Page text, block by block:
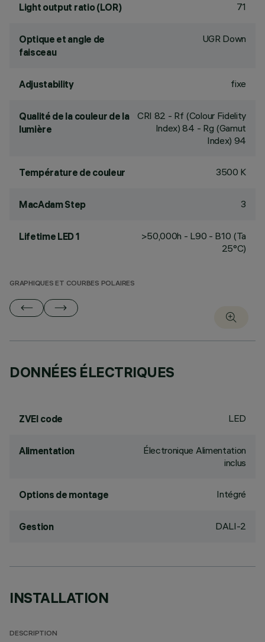
Light output ratio (LOR) 71
Optique et angle de
faisceau
UGR Down
Adjustability fixe
Qualité de la couleur de la
lumière
CRI 82 - Rf (Colour Fidelity
Index) 84 - Rg (Gamut
Index) 94
Température de couleur 3500 K
MacAdam Step 3
Lifetime LED 1
>50,000h - L90 - B10 (Ta
25°C)
GRAPHIQUES ET COURBES POLAIRES
DONNÉES ÉLECTRIQUES
ZVEI code LED
Alimentation
Électronique Alimentation
inclus
Options de montage Intégré
Gestion DALI-2
INSTALLATION
DESCRIPTION